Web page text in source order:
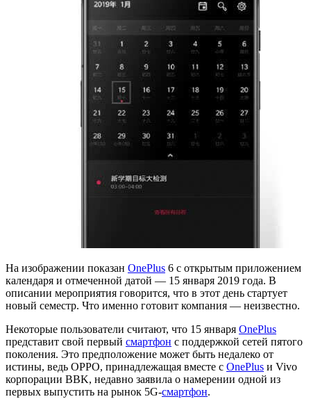
На изображении показан OnePlus 6 с открытым приложением
календаря и отмеченной датой — 15 января 2019 года. В
описании мероприятия говорится, что в этот день стартует
новый семестр. Что именно готовит компания — неизвестно.
Некоторые пользователи считают, что 15 января OnePlus
представит свой первый смартфон с поддержкой сетей пятого
поколения. Это предположение может быть недалеко от
истины, ведь OPPO, принадлежащая вместе с OnePlus и Vivo
корпорации BBK, недавно заявила о намерении одной из
первых выпустить на рынок 5G-смартфон.